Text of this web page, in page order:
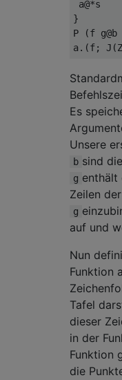
a@*s
}
P (f
Es
Unsere
b sind
g enthält
Zeilen
g
auf und
Nun
Funktion
Tafel
dieser
in der
Funktion
die